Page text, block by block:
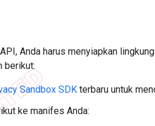
Anda harus menyiapkan
berikut:
Sandbox SDK terbaru untuk
ke manifes Anda: